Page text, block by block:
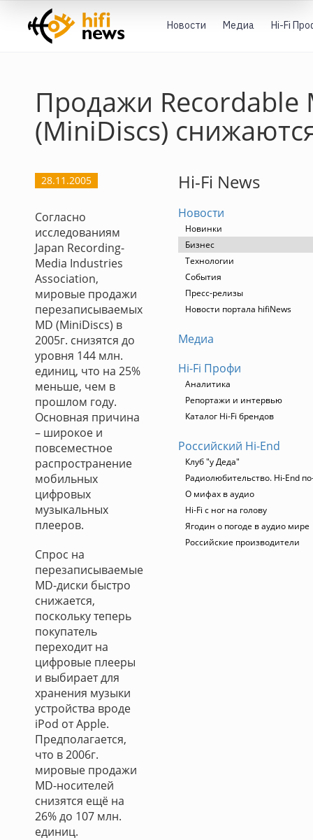
Новости Медиа Hi-Fi
Продажи Recordable
(MiniDiscs)
28.11.2005
Согласно
исследованиям
Japan Recording-
Media Industries
Association,
мировые продажи
перезаписываемых
MD (MiniDiscs) в
2005г. снизятся до
уровня 144 млн.
единиц, что на 25%
меньше, чем в
прошлом году.
Основная причина
– широкое и
повсеместное
распространение
мобильных
цифровых
музыкальных
плееров.
Спрос на
перезаписываемые
MD-диски быстро
снижается,
поскольку теперь
покупатель
переходит на
цифровые плееры
и выбирает для
хранения музыки
устройства вроде
iPod от Apple.
Предполагается,
что в 2006г.
мировые продажи
MD-носителей
снизятся ещё на
26% до 107 млн.
единиц.
Hi-Fi News
Новости
Новинки
Бизнес
Технологии
События
Пресс-релизы
Новости портала hifiNews
Медиа
Hi-Fi Профи
Аналитика
Репортажи и интервью
Каталог Hi-Fi брендов
Российский Hi-End
Клуб "у Деда"
Радиолюбительство. Hi-End
О мифах в аудио
Hi-Fi с ног на голову
Ягодин о погоде в аудио мире
Российские производители